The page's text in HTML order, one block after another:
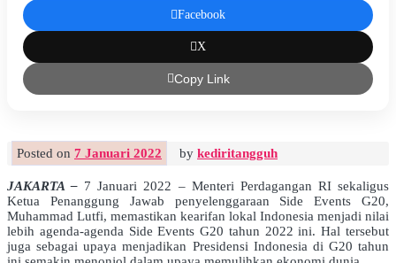
Facebook
X
Copy Link
Posted on 7 Januari 2022 by kediritangguh
JAKARTA – 7 Januari 2022 – Menteri Perdagangan RI sekaligus
Ketua Penanggung Jawab penyelenggaraan Side Events G20,
Muhammad Lutfi, memastikan kearifan lokal Indonesia menjadi nilai
lebih agenda-agenda Side Events G20 tahun 2022 ini. Hal tersebut
juga sebagai upaya menjadikan Presidensi Indonesia di G20 tahun